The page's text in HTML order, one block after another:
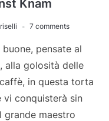
Knam
7 comments
pensate al
alla golosità delle
in questa torta
conquisterà sin
grande maestro